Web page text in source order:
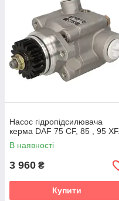
Насос гідропідсилювача
керма DAF 75 CF, 85 , 95 XF.
В наявності
3 960 ₴
Купити